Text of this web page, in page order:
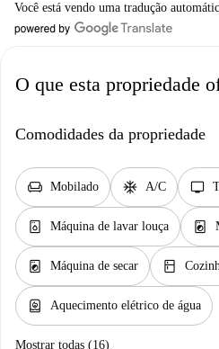
Você está vendo uma tradução
O que esta propriedade
Comodidades da propriedade
chair Mobilado ac_unit A/C tv
dishwasher_gen Máquina de lavar louça local_laundry_service
local_laundry_service Máquina de secar kitchen
water_heater Aquecimento elétrico de água
Mostrar todas (16)